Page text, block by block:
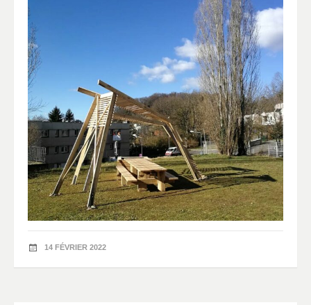
14 FÉVRIER 2022